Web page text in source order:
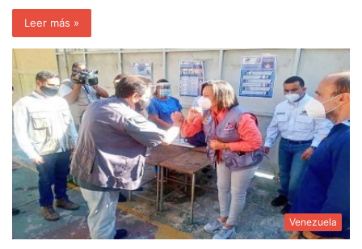
Leer más »
Venezuela